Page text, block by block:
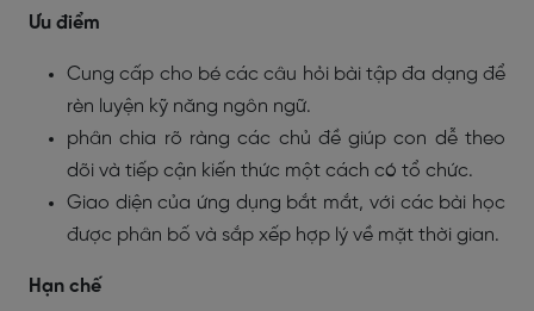
Ưu điểm
Cung cấp cho bé các câu hỏi bài tập đa dạng để
rèn luyện kỹ năng ngôn ngữ.
phân chia rõ ràng các chủ đề giúp con dễ theo
dõi và tiếp cận kiến thức một cách có tổ chức.
Giao diện của ứng dụng bắt mắt, với các bài học
được phân bố và sắp xếp hợp lý về mặt thời gian.
Hạn chế